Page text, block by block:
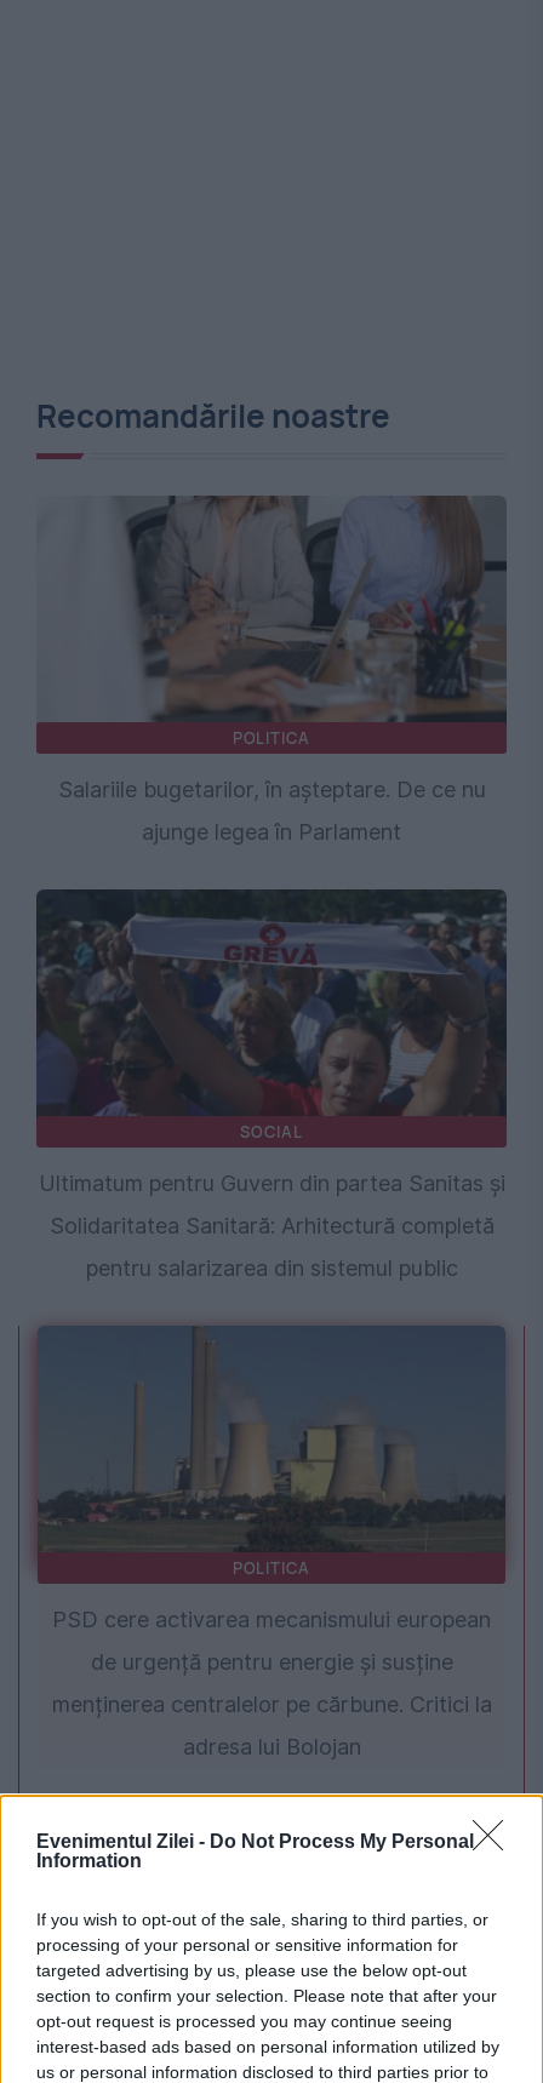
Evenimentul Zilei - Do Not Process My Personal
Information
If you wish to opt-out of the sale, sharing to third parties, or
processing of your personal or sensitive information for
targeted advertising by us, please use the below opt-out
section to confirm your selection. Please note that after your
opt-out request is processed you may continue seeing
interest-based ads based on personal information utilized by
us or personal information disclosed to third parties prior to
Recomandările noastre
POLITICA
Salariile bugetarilor, în așteptare. De ce nu
ajunge legea în Parlament
SOCIAL
Ultimatum pentru Guvern din partea Sanitas și
Solidaritatea Sanitară: Arhitectură completă
pentru salarizarea din sistemul public
POLITICA
PSD cere activarea mecanismului european
de urgență pentru energie și susține
menținerea centralelor pe cărbune. Critici la
adresa lui Bolojan
SOCIAL